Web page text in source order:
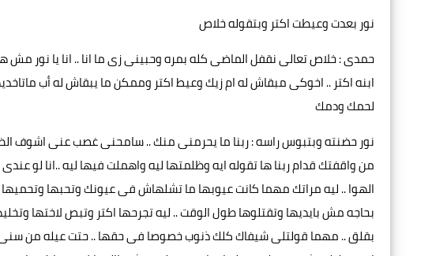
نور بعدت وعيطت اكتر وبتقوله خلاص
حمدى : خلاص تعالى نقفل الماضى كله بمره وحبينى زى ما انا .. انا يا نور
ابنه اكتر .. اخوكى مبقاش له ام زيك وعيط اكتر وممكن ما يبقاش له أب
لحمك ودمك
نور حضنته وبتبوس راسه : ربنا ما يحرمنى منك .. سامحنى غصب عنى اشوف
من واقفتك قدام ربنا ها تقوله ايه وظلمتها ليه واهملت فيها ليه ..انا لو
الهوا .. ليه مراتك مهما كانت عيوبها ما تشلهاش فى عيونك وتحبها وتحميها
بحاجه مش بايديها وتقتلوها طول الوقت .. ليه تجرحها اكتر وتبص لاختها
بقلق .. مهما قولتلى شيفاك كلك ذنوب خصوصا فى حقها .. حتت عيله من